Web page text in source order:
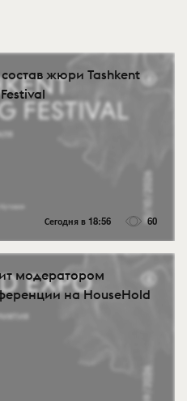
жюри Tashkent
Сегодня в 18:56 60
модератором
на HouseHold